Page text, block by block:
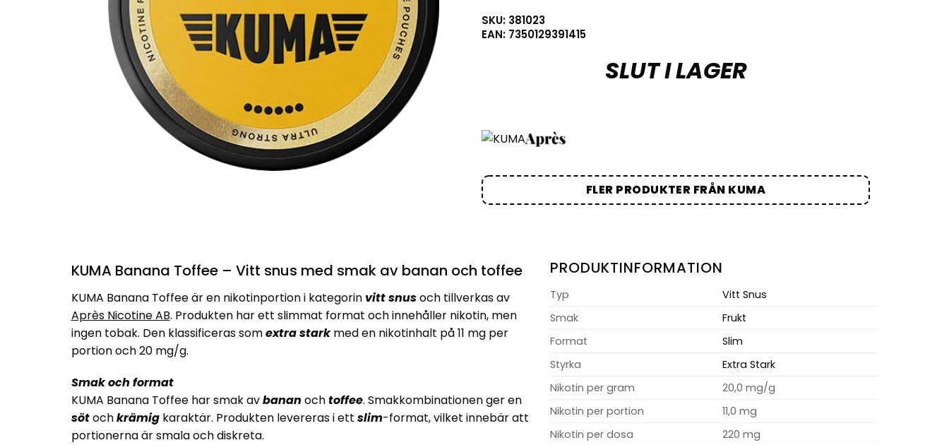
SKU: 381023
EAN: 7350129391415
SLUT I LAGER
FLER PRODUKTER FRÅN KUMA
KUMA Banana Toffee – Vitt snus med smak av banan och toffee
KUMA Banana Toffee är en nikotinportion i kategorin vitt snusoch tillverkas av
Après Nicotine AB. Produkten har ett slimmat format och innehåller nikotin, men
ingen tobak. Den klassificeras somextra starkmed en nikotinhalt på 11 mg per
portion och 20 mg/g.
Smak och format
KUMA Banana Toffee har smak avbanan ochtoffee. Smakkombinationen ger en
sötochkrämigkaraktär. Produkten levereras i ett slim-format, vilket innebär att
portionerna är smala och diskreta.
PRODUKTINFORMATION
Typ
Vitt Snus
Smak
Frukt
Format
Slim
Styrka
Extra Stark
Nikotin per gram
20,0 mg/g
Nikotin per portion
11,0 mg
Nikotin per dosa
220 mg